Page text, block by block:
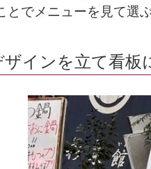
とでメニューを見て選
ザインを立て看